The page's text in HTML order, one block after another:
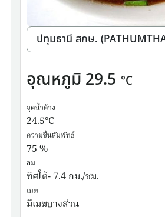
อุณหภูมิ 29.5 °C
จุดน้ำค้าง
24.5°C
ความชื้นสัมพัทธ์
75%
ลม
ทิศใต้- 7.4 กม./ชม.
เมฆ
มีเมฆบางส่วน